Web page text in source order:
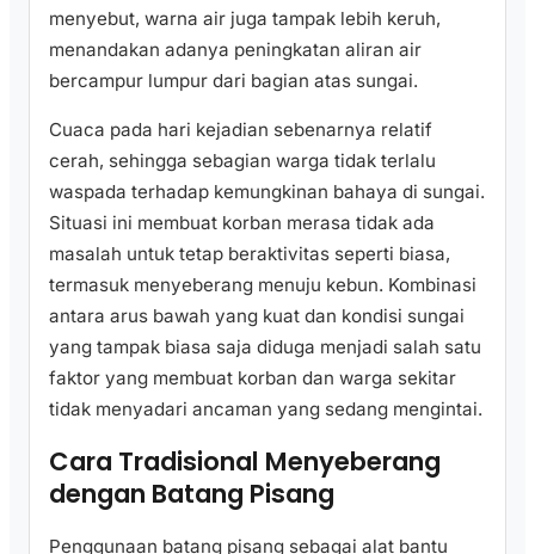
menyebut, warna air juga tampak lebih keruh,
menandakan adanya peningkatan aliran air
bercampur lumpur dari bagian atas sungai.
Cuaca pada hari kejadian sebenarnya relatif
cerah, sehingga sebagian warga tidak terlalu
waspada terhadap kemungkinan bahaya di sungai.
Situasi ini membuat korban merasa tidak ada
masalah untuk tetap beraktivitas seperti biasa,
termasuk menyeberang menuju kebun. Kombinasi
antara arus bawah yang kuat dan kondisi sungai
yang tampak biasa saja diduga menjadi salah satu
faktor yang membuat korban dan warga sekitar
tidak menyadari ancaman yang sedang mengintai.
Cara Tradisional Menyeberang
dengan Batang Pisang
Penggunaan batang pisang sebagai alat bantu